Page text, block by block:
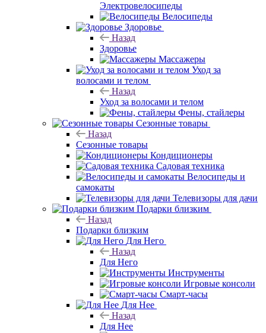
Электровелосипеды
Велосипеды
Здоровье
Назад
Здоровье
Массажеры
Уход за
волосами и телом
Назад
Уход за волосами и телом
Фены, стайлеры
Сезонные товары
Назад
Сезонные товары
Кондиционеры
Садовая техника
Велосипеды и
самокаты
Телевизоры для дачи
Подарки близким
Назад
Подарки близким
Для Него
Назад
Для Него
Инструменты
Игровые консоли
Смарт-часы
Для Нее
Назад
Для Нее